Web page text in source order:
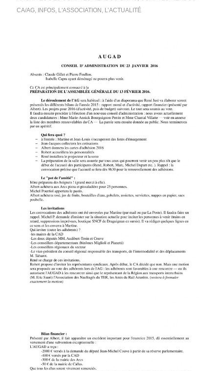
CA/AG, INFOS, L'ASSOCIATION , L’ACTUALITÉ